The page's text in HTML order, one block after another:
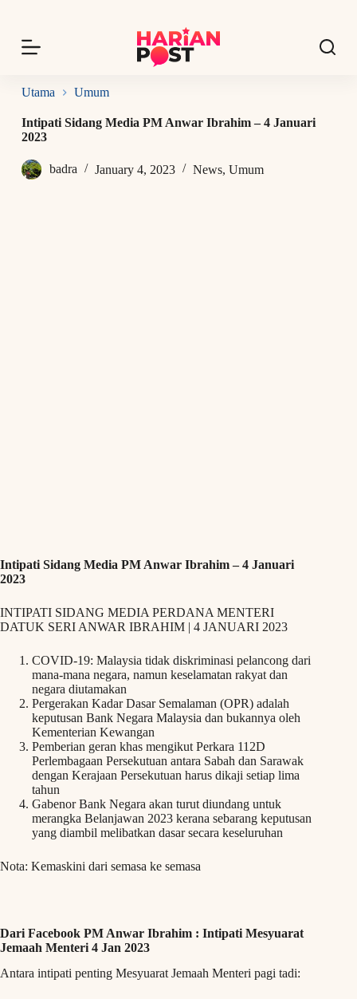
p
o
o
n
n
Utama Umum
Intipati Sidang Media PM Anwar Ibrahim – 4 Januari
2023
badra January 4, 2023 News, Umum
Intipati Sidang Media PM Anwar Ibrahim – 4 Januari
2023
INTIPATI SIDANG MEDIA PERDANA MENTERI
DATUK SERI ANWAR IBRAHIM | 4 JANUARI 2023
COVID-19: Malaysia tidak diskriminasi pelancong dari
mana-mana negara, namun keselamatan rakyat dan
negara diutamakan
Pergerakan Kadar Dasar Semalaman (OPR) adalah
keputusan Bank Negara Malaysia dan bukannya oleh
Kementerian Kewangan
Pemberian geran khas mengikut Perkara 112D
Perlembagaan Persekutuan antara Sabah dan Sarawak
dengan Kerajaan Persekutuan harus dikaji setiap lima
tahun
Gabenor Bank Negara akan turut diundang untuk
merangka Belanjawan 2023 kerana sebarang keputusan
yang diambil melibatkan dasar secara keseluruhan
Nota: Kemaskini dari semasa ke semasa
Dari Facebook PM Anwar Ibrahim : Intipati Mesyuarat
Jemaah Menteri 4 Jan 2023
Antara intipati penting Mesyuarat Jemaah Menteri pagi tadi: